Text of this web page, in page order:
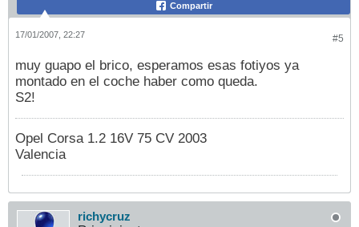
Compartir
#5
17/01/2007, 22:27
muy guapo el brico, esperamos esas fotiyos ya
montado en el coche haber como queda.
S2!
Opel Corsa 1.2 16V 75 CV 2003
Valencia
richycruz